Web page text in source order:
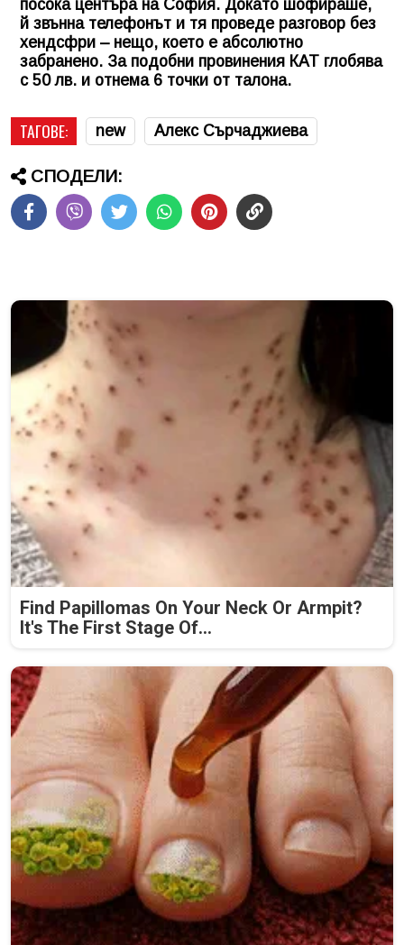
посока центъра на София. Докато шофираше,
й звънна телефонът и тя проведе разговор без
хендсфри – нещо, което е абсолютно
забранено. За подобни провинения КАТ глобява
с 50 лв. и отнема 6 точки от талона.
ТАГОВЕ: new Алекс Сърчаджиева
СПОДЕЛИ:
Find Papillomas On Your Neck Or Armpit?
It's The First Stage Of...